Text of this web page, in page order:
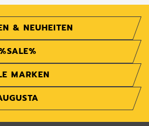
& NEUHEITEN
MARKEN